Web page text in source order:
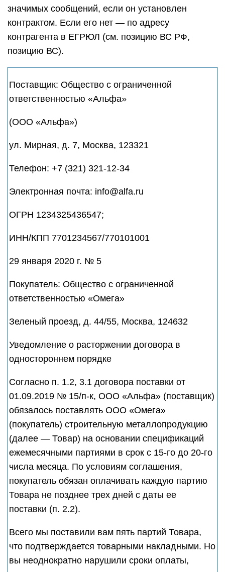
значимых сообщений, если он установлен
контрактом. Если его нет — по адресу
контрагента в ЕГРЮЛ (см. позицию ВС РФ,
позицию ВС).
Поставщик: Общество с ограниченной
ответственностью «Альфа»
(ООО «Альфа»)
ул. Мирная, д. 7, Москва, 123321
Телефон: +7 (321) 321-12-34
Электронная почта: info@alfa.ru
ОГРН 1234325436547;
ИНН/КПП 7701234567/770101001
29 января 2020 г. № 5
Покупатель: Общество с ограниченной
ответственностью «Омега»
Зеленый проезд, д. 44/55, Москва, 124632
Уведомление о расторжении договора в
одностороннем порядке
Согласно п. 1.2, 3.1 договора поставки от
01.09.2019 № 15/п-к, ООО «Альфа» (поставщик)
обязалось поставлять ООО «Омега»
(покупатель) строительную металлопродукцию
(далее — Товар) на основании спецификаций
ежемесячными партиями в срок с 15-го до 20-го
числа месяца. По условиям соглашения,
покупатель обязан оплачивать каждую партию
Товара не позднее трех дней с даты ее
поставки (п. 2.2).
Всего мы поставили вам пять партий Товара,
что подтверждается товарными накладными. Но
вы неоднократно нарушили сроки оплаты,